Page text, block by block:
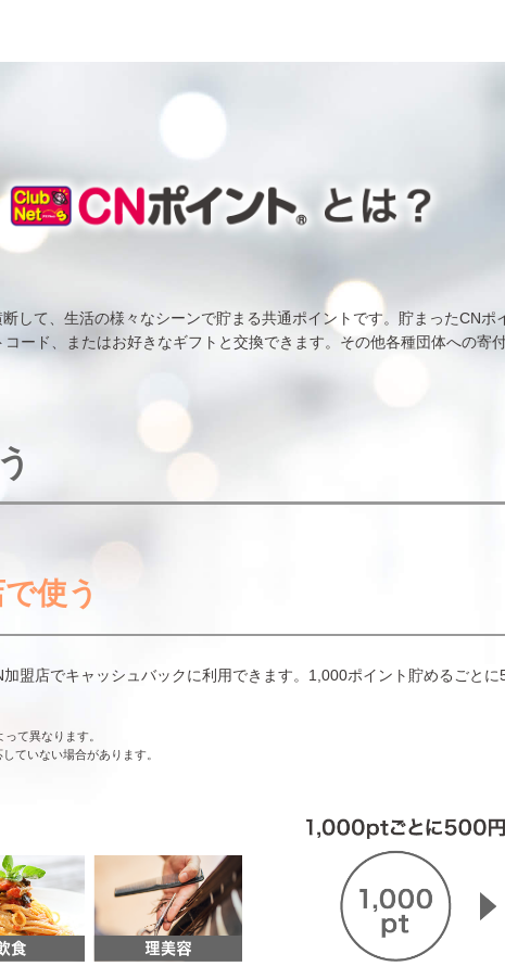
して、生活の様々なシーンで貯まる共通ポイントです。貯まったCNポ
ード、またはお好きなギフトと交換できます。その他各種団体への寄
使う
盟店でキャッシュバックに利用できます。1,000ポイント貯めるごとに
て異なります。
ていない場合があります。